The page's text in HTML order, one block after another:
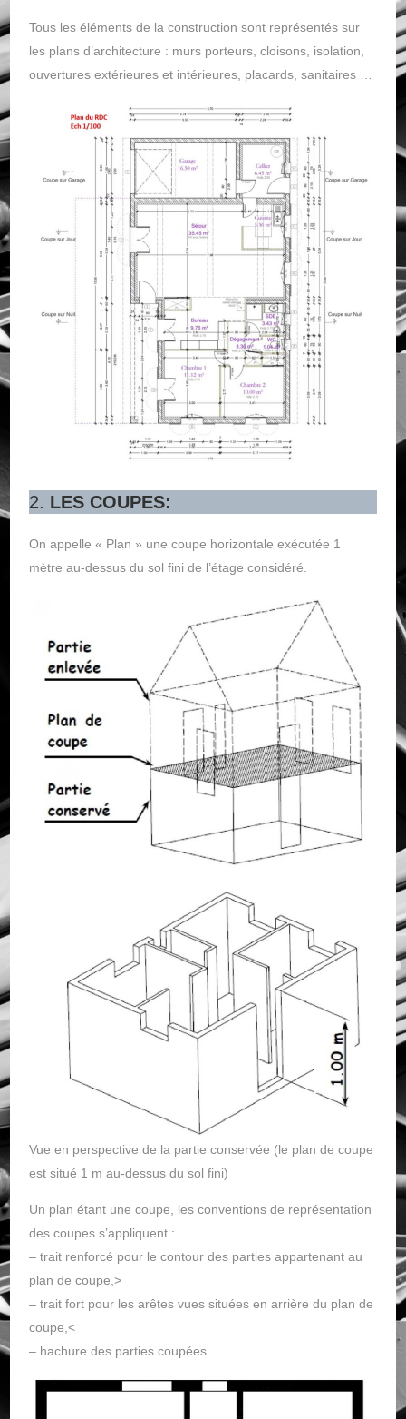
Tous les éléments de la construction sont représentés sur
les plans d’architecture : murs porteurs, cloisons, isolation,
ouvertures extérieures et intérieures, placards, sanitaires …
2. LES COUPES:
On appelle « Plan » une coupe horizontale exécutée 1
mètre au-dessus du sol fini de l’étage considéré.
Vue en perspective de la partie conservée (le plan de coupe
est situé 1 m au-dessus du sol fini)
Un plan étant une coupe, les conventions de représentation
des coupes s’appliquent :
– trait renforcé pour le contour des parties appartenant au
plan de coupe,>
– trait fort pour les arêtes vues situées en arrière du plan de
coupe,<
– hachure des parties coupées.